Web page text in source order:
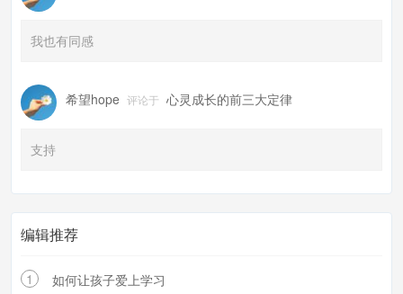
我也有同感
希望hope 评论于 心灵成长的前三大定律
支持
编辑推荐
1 如何让孩子爱上学习